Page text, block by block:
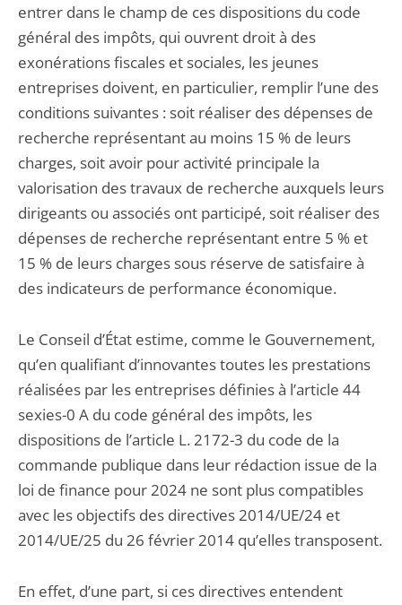
entrer dans le champ de ces dispositions du code
général des impôts, qui ouvrent droit à des
exonérations fiscales et sociales, les jeunes
entreprises doivent, en particulier, remplir l’une des
conditions suivantes : soit réaliser des dépenses de
recherche représentant au moins 15 % de leurs
charges, soit avoir pour activité principale la
valorisation des travaux de recherche auxquels leurs
dirigeants ou associés ont participé, soit réaliser des
dépenses de recherche représentant entre 5 % et
15 % de leurs charges sous réserve de satisfaire à
des indicateurs de performance économique.
Le Conseil d’État estime, comme le Gouvernement,
qu’en qualifiant d’innovantes toutes les prestations
réalisées par les entreprises définies à l’article 44
sexies-0 A du code général des impôts, les
dispositions de l’article L. 2172-3 du code de la
commande publique dans leur rédaction issue de la
loi de finance pour 2024 ne sont plus compatibles
avec les objectifs des directives 2014/UE/24 et
2014/UE/25 du 26 février 2014 qu’elles transposent.
En effet, d’une part, si ces directives entendent